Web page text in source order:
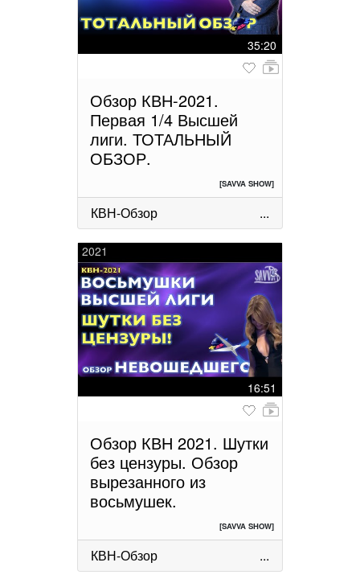
35:20
Обзор КВН-2021.
Первая 1/4 Высшей
лиги. ТОТАЛЬНЫЙ
ОБЗОР.
[SAVVA SHOW]
КВН-Обзор ...
2021
16:51
Обзор КВН 2021. Шутки
без цензуры. Обзор
вырезанного из
восьмушек.
[SAVVA SHOW]
КВН-Обзор ...